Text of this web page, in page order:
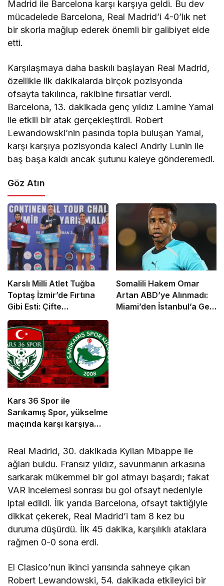
Madrid ile Barcelona karşı karşıya geldi. Bu dev
mücadelede Barcelona, Real Madrid’i 4-0’lık net
bir skorla mağlup ederek önemli bir galibiyet elde
etti.
Karşılaşmaya daha baskılı başlayan Real Madrid,
özellikle ilk dakikalarda birçok pozisyonda
ofsayta takılınca, rakibine fırsatlar verdi.
Barcelona, 13. dakikada genç yıldız Lamine Yamal
ile etkili bir atak gerçekleştirdi. Robert
Lewandowski’nin pasında topla buluşan Yamal,
karşı karşıya pozisyonda kaleci Andriy Lunin ile
baş başa kaldı ancak şutunu kaleye gönderemedi.
Göz Atın
Karslı Milli Atlet Tuğba
Toptaş İzmir’de Fırtına
Gibi Esti: Çifte
Şampiyonlukla Zirveye
Yerleşti!
Somalili Hakem Omar
Artan ABD’ye Alınmadı:
Miami’den İstanbul’a Geri
Kars 36 Spor ile
Sarıkamış Spor, yükselme
maçında karşı karşıya
Real Madrid, 30. dakikada Kylian Mbappe ile
ağları buldu. Fransız yıldız, savunmanın arkasına
sarkarak mükemmel bir gol atmayı başardı; fakat
VAR incelemesi sonrası bu gol ofsayt nedeniyle
iptal edildi. İlk yarıda Barcelona, ofsayt taktiğiyle
dikkat çekerek, Real Madrid’i tam 8 kez bu
duruma düşürdü. İlk 45 dakika, karşılıklı ataklara
rağmen 0-0 sona erdi.
El Clasico’nun ikinci yarısında sahneye çıkan
Robert Lewandowski, 54. dakikada etkileyici bir